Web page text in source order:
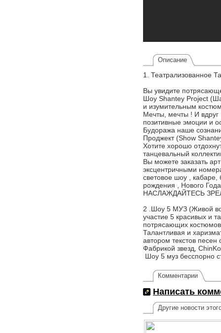
Описание
1. Театрализованное
Вы увидите
Шоу Shantey Project
и изумительным
Мечты, мечты ! И вдруг
позитивные эмоции и
Будоража наше
Проджект (Show
Хотите хорошо
танцевальный
Вы можете заказать
эксцентричными
световое шоу ,
рождения , Нового
НАСЛАЖДАЙТЕСЬ
2 .Шоу 5 МУЗ (Живой
участие 5 красивых и
потрясающих
Талантливая и
автором текстов
Фабрикой звезд,
Шоу 5 муз бесспорно
Комментарии
Написать
Другие новости